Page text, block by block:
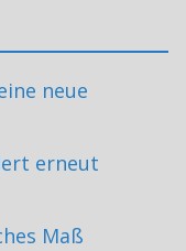
neue
erneut
Maß